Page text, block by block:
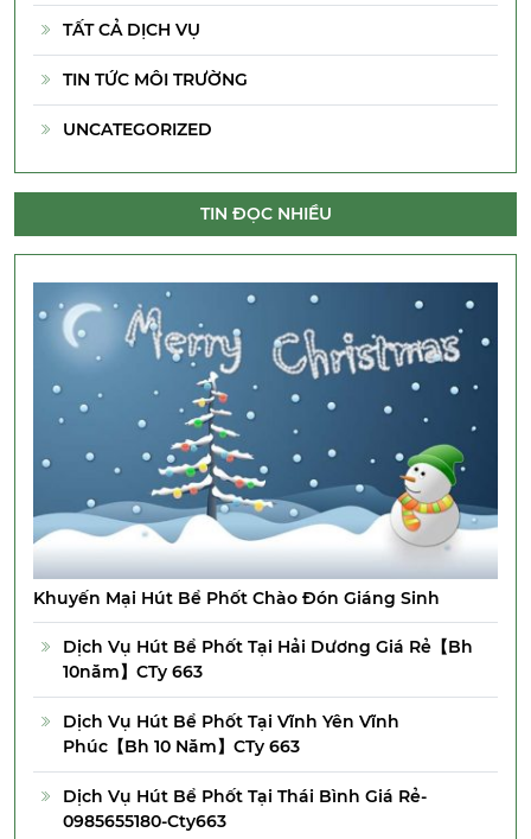
TẤT CẢ DỊCH VỤ
TIN TỨC MÔI TRƯỜNG
UNCATEGORIZED
TIN ĐỌC NHIỀU
Khuyến Mại Hút Bể Phốt Chào Đón Giáng Sinh
Dịch Vụ Hút Bể Phốt Tại Hải Dương Giá Rẻ【Bh
10năm】CTy 663
Dịch Vụ Hút Bể Phốt Tại Vĩnh Yên Vĩnh
Phúc【Bh 10 Năm】CTy 663
Dịch Vụ Hút Bể Phốt Tại Thái Bình Giá Rẻ-
0985655180-Cty663